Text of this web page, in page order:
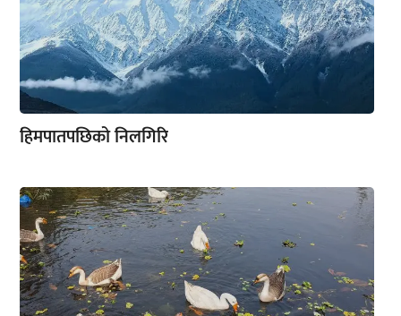
हिमपातपछिको निलगिरि